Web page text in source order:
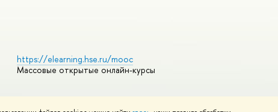
https://elearning.hse.ru/mooc
Массовые открытые онлайн-курсы